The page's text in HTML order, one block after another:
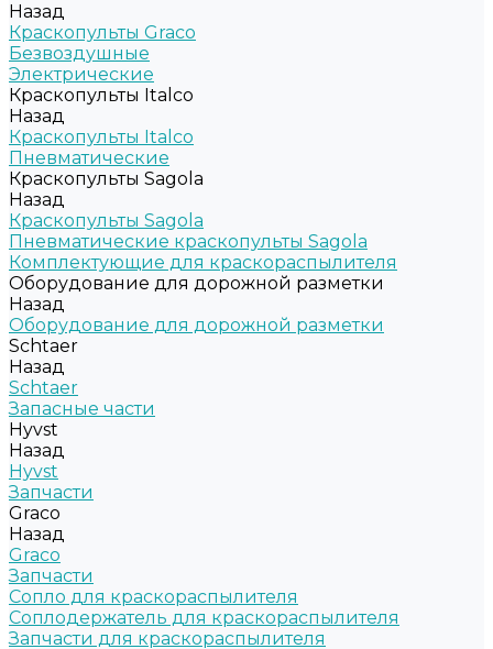
Назад
Краскопульты Graco
Безвоздушные
Электрические
Краскопульты Italco
Назад
Краскопульты Italco
Пневматические
Краскопульты Sagola
Назад
Краскопульты Sagola
Пневматические краскопульты Sagola
Комплектующие для краскораспылителя
Оборудование для дорожной разметки
Назад
Оборудование для дорожной разметки
Schtaer
Назад
Schtaer
Запасные части
Hyvst
Назад
Hyvst
Запчасти
Graco
Назад
Graco
Запчасти
Сопло для краскораспылителя
Соплодержатель для краскораспылителя
Запчасти для краскораспылителя